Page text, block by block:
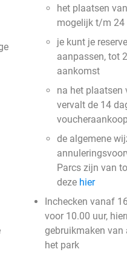
het plaatsen
mogelijk t/m 24
je kunt je
aanpassen, tot
aankomst
na het plaatsen
vervalt de 14
de algemene
Parcs zijn van
deze hier
Inchecken vanaf
voor 10.00 uur,
gebruikmaken
het park